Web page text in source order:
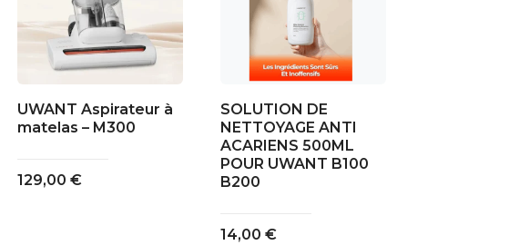
UWANT Aspirateur à
matelas – M300
129,00 €
SOLUTION DE
NETTOYAGE ANTI
ACARIENS 500ML
POUR UWANT B100
B200
14,00 €